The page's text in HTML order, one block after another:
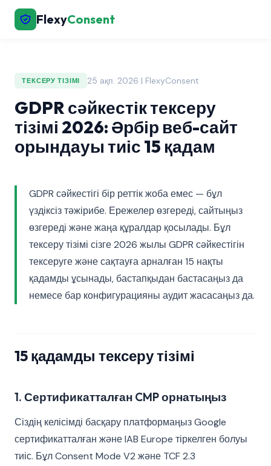
FlexyConsent
ТЕКСЕРУ ТІЗІМІ 25 ақп. 2026 | FlexyConsent
GDPR сәйкестік тексеру
тізімі 2026: Әрбір веб-сайт
орындауы тиіс 15 қадам
GDPR сәйкестігі бір реттік жоба емес — бұл
үздіксіз тәжірибе. Ережелер өзгереді, сайтыңыз
өзгереді және жаңа құралдар қосылады. Бұл
тексеру тізімі сізге 2026 жылы GDPR сәйкестігін
тексеруге және сақтауға арналған 15 нақты
қадамды ұсынады, бастапқыдан бастасаңыз да
немесе бар конфигурацияны аудит жасасаңыз да.
15 қадамды тексеру тізімі
1. Сертификатталған CMP орнатыңыз
Сіздің келісімді басқару платформаңыз Google
сертификатталған және IAB Europe тіркелген болуы
тиіс. Бұл Consent Mode V2 және TCF 2.3